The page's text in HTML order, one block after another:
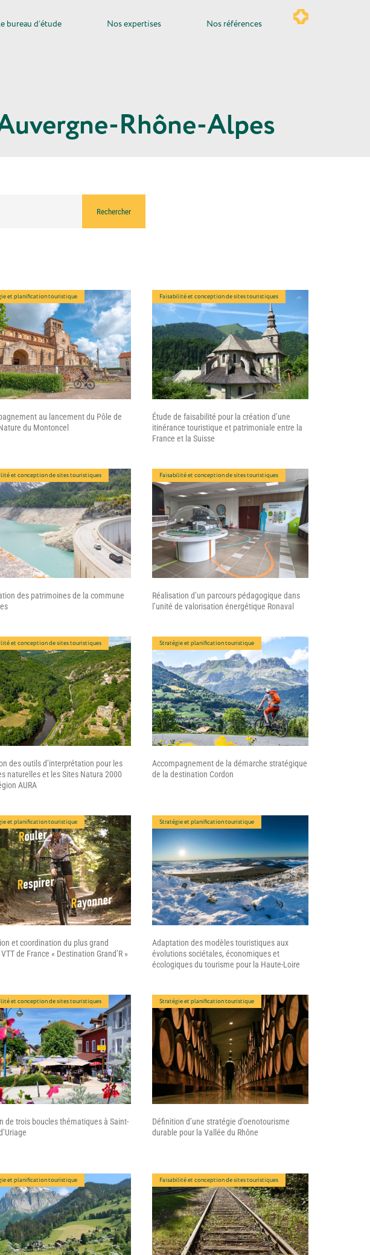
bureau d’étude Nos expertises Nos références
Rhône-Alpes
Rechercher
et planification touristique
au lancement du Pôle de
du Montoncel
Faisabilité et conception de sites touristiques
Étude de faisabilité pour la création d’une
itinérance touristique et patrimoniale entre la
France et la Suisse
et conception de sites touristiques
des patrimoines de la commune
Faisabilité et conception de sites touristiques
Réalisation d’un parcours pédagogique dans
l’unité de valorisation énergétique Ronaval
et conception de sites touristiques
des outils d’interprétation pour les
naturelles et les Sites Natura 2000
AURA
Stratégie et planification touristique
Accompagnement de la démarche stratégique
de la destination Cordon
et planification touristique
et coordination du plus grand
de France « Destination Grand’R »
Stratégie et planification touristique
Adaptation des modèles touristiques aux
évolutions sociétales, économiques et
écologiques du tourisme pour la Haute-Loire
et conception de sites touristiques
de trois boucles thématiques à Saint-
Stratégie et planification touristique
Définition d’une stratégie d’oenotourisme
durable pour la Vallée du Rhône
et planification touristique Faisabilité et conception de sites touristiques